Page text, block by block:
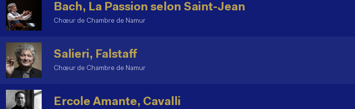
Chœur de Chambre de Namur
Bach, La Passion selon Saint-Jean
Chœur de Chambre de Namur
Salieri, Falstaff
Ercole Amante, Cavalli